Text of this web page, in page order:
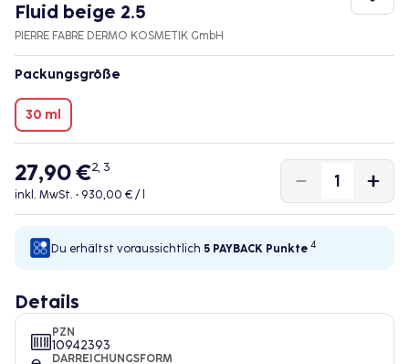
Fluid beige 2.5
PIERRE FABRE DERMO KOSMETIK GmbH
Packungsgröße
30 ml
27,90 €2, 3
inkl. MwSt. • 930,00 € / l
Du erhältst voraussichtlich 5 PAYBACK Punkte 4
Details
PZN
10942393
DARREICHUNGSFORM